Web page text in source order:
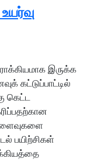
இருக்க
கட்டுப்பாட்டில்
கெட்ட
பயிற்சிகள்